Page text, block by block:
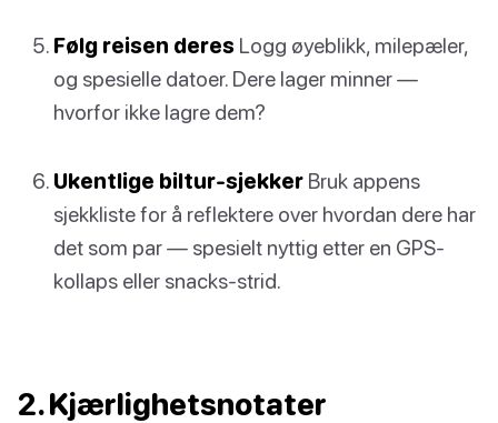
Følg reisen deres Logg øyeblikk, milepæler,
og spesielle datoer. Dere lager minner —
hvorfor ikke lagre dem?
Ukentlige biltur-sjekker Bruk appens
sjekkliste for å reflektere over hvordan dere har
det som par — spesielt nyttig etter en GPS-
kollaps eller snacks-strid.
2. Kjærlighetsnotater